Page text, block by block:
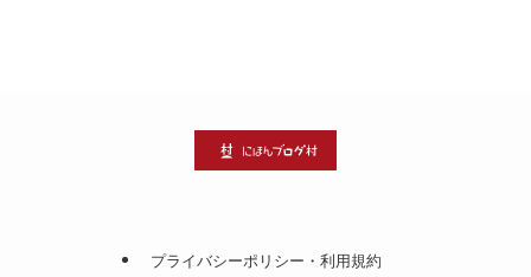
プライバシーポリシー・利用規約